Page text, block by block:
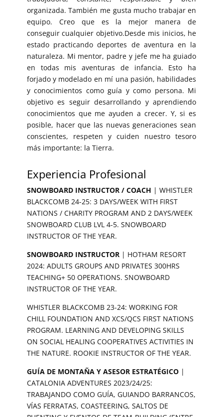
organizada. También me gusta mucho trabajar en
equipo. Creo que es la mejor manera de
conseguir cualquier objetivo.Desde mis inicios, he
estado practicando deportes de aventura en la
naturaleza. Mi mentor, padre y jefe me ha guiado
en todas mis aventuras de infancia. Esto ha
forjado y modelado en mí una pasión, habilidades
y conocimientos como guía y como persona. Mi
objetivo es seguir desarrollando y aprendiendo
conocimientos que me ayuden a crecer. Y, si es
posible, hacer que las nuevas generaciones sean
conscientes, respeten y cuiden nuestro tesoro
más importante: la Tierra.
Experiencia Profesional
SNOWBOARD INSTRUCTOR / COACH | WHISTLER
BLACKCOMB 24-25: 3 DAYS/WEEK WITH FIRST
NATIONS / CHARITY PROGRAM AND 2 DAYS/WEEK
SNOWBOARD CLUB LVL 4-5. SNOWBOARD
INSTRUCTOR OF THE YEAR.
SNOWBOARD INSTRUCTOR| HOTHAM RESORT
2024: ADULTS GROUPS AND PRIVATES 300HRS
TEACHING+ 50 OPERATIONS. SNOWBOARD
INSTRUCTOR OF THE YEAR.
WHISTLER BLACKCOMB 23-24: WORKING FOR
CHILL FOUNDATION AND XCS/QCS FIRST NATIONS
PROGRAM. LEARNING AND DEVELOPING SKILLS
ON SOCIAL HEALING COOPERATIVES ACTIVITIES IN
THE NATURE. ROOKIE INSTRUCTOR OF THE YEAR.
GUÍA DE MONTAÑA Y ASESOR ESTRATÉGICO|
CATALONIA ADVENTURES 2023/24/25:
TRABAJANDO COMO GUÍA, GUIANDO BARRANCOS,
VÍAS FERRATAS, COASTEERING, SALTOS DE